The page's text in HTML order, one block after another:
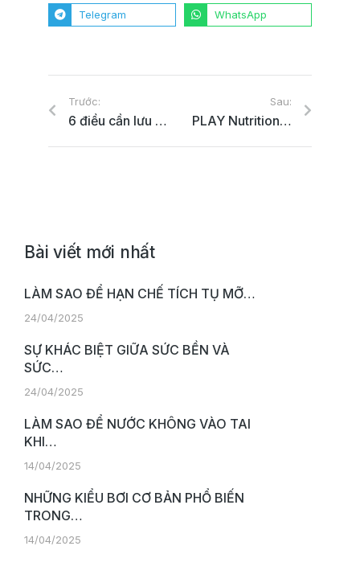
Bài viết mới nhất
LÀM SAO ĐỂ HẠN CHẾ TÍCH TỤ MỠ…
24/04/2025
SỰ KHÁC BIỆT GIỮA SỨC BỀN VÀ
SỨC…
24/04/2025
LÀM SAO ĐỂ NƯỚC KHÔNG VÀO TAI
KHI…
14/04/2025
NHỮNG KIỂU BƠI CƠ BẢN PHỔ BIẾN
TRONG…
14/04/2025
Telegram WhatsApp
Trước:
6 điều cần lưu ý khi quay trở lại phòng gym
Sau:
PLAY Nutrition ra mắt Hộp quà Happy Healthy Tết 2022